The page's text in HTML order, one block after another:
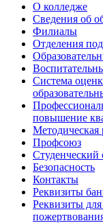
О колледже
Сведения об
Филиалы
Отделения
Система
повышение
Методическая
Профсоюз
Студенческий
Безопасность
Контакты
Реквизиты
Реквизиты